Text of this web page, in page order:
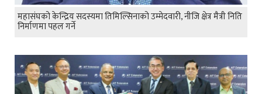
महासंघको केन्द्रिय सदस्यमा तिमिल्सिनाको उम्मेदवारी, नीजि क्षेत्र मैत्री निति
निर्माणमा पहल गर्ने